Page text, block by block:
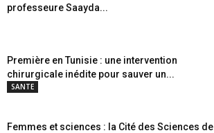
professeure Saayda...
Première en Tunisie : une intervention
chirurgicale inédite pour sauver un...
SANTE
Femmes et sciences : la Cité des Sciences de